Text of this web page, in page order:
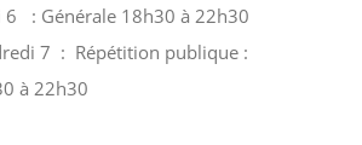
6 : Générale 18h30 à 22h30
7 : Répétition publique :
à 22h30